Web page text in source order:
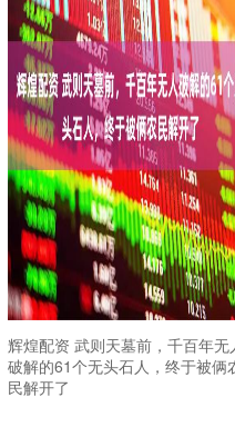
辉煌配资 武则天墓前，千百年无
破解的61个无头石人，终于被俩
民解开了